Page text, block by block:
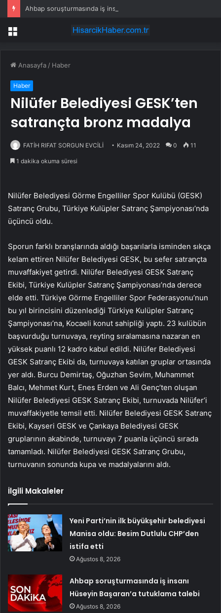
Menü
Anasayfa / Haber
Haber
Nilüfer Belediyesi GESK’ten
satrançta bronz madalya
FATİH RIFAT SORGUN EVCİLİ Kasım 24, 2022 0 11
1 dakika okuma süresi
Nilüfer Belediyesi Görme Engelliler Spor Kulübü (GESK)
Satranç Grubu, Türkiye Kulüpler Satranç Şampiyonası’nda
üçüncü oldu.
Sporun farklı branşlarında aldığı başarılarla isminden sıkça
kelam ettiren Nilüfer Belediyesi GESK, bu sefer satrançta
muvaffakiyet getirdi. Nilüfer Belediyesi GESK Satranç
Ekibi, Türkiye Kulüpler Satranç Şampiyonası’nda derece
elde etti. Türkiye Görme Engelliler Spor Federasyonu’nun
bu yıl birincisini düzenlediği Türkiye Kulüpler Satranç
Şampiyonası’na, Kocaeli konut sahipliği yaptı. 23 kulübün
başvurduğu turnuvaya, reyting sıralamasına nazaran en
yüksek puanlı 12 kadro kabul edildi. Nilüfer Belediyesi
GESK Satranç Ekibi da, turnuvaya katılan gruplar ortasında
yer aldı. Burcu Demirtaş, Oğuzhan Sevim, Muhammet
Balcı, Mehmet Kurt, Enes Erden ve Ali Genç’ten oluşan
Nilüfer Belediyesi GESK Satranç Ekibi, turnuvada Nilüfer’i
muvaffakiyetle temsil etti. Nilüfer Belediyesi GESK Satranç
Ekibi, Kayseri GESK ve Çankaya Belediyesi GESK
gruplarının akabinde, turnuvayı 7 puanla üçüncü sırada
tamamladı. Nilüfer Belediyesi GESK Satranç Grubu,
turnuvanın sonunda kupa ve madalyalarını aldı.
İlgili Makaleler
Yeni Parti’nin ilk büyükşehir belediyesi
Manisa oldu: Besim Dutlulu CHP’den
istifa etti
Ağustos 8, 2026
Ahbap soruşturmasında iş insanı
Hüseyin Başaran’a tutuklama talebi
Ağustos 8, 2026